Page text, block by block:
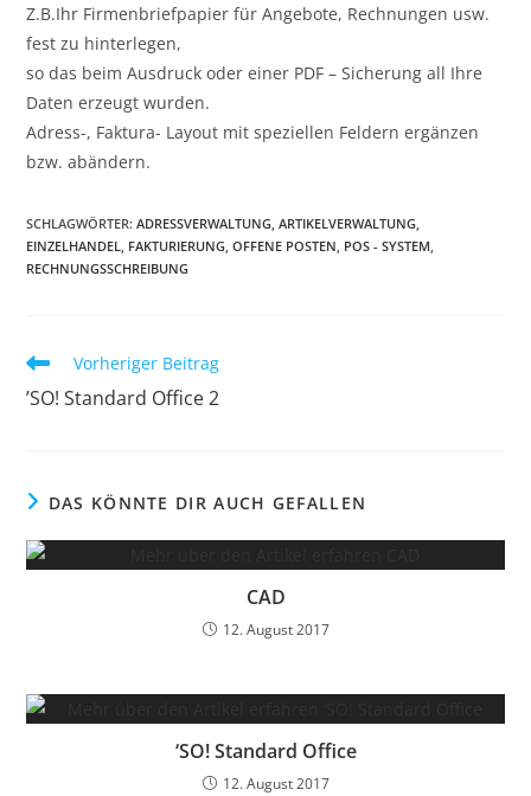
Z.B.Ihr Firmenbriefpapier für Angebote, Rechnungen usw.
fest zu hinterlegen,
so das beim Ausdruck oder einer PDF – Sicherung all Ihre
Daten erzeugt wurden.
Adress-, Faktura- Layout mit speziellen Feldern ergänzen
bzw. abändern.
SCHLAGWÖRTER:ADRESSVERWALTUNG ARTIKELVERWALTUNG
EINZELHANDEL
FAKTURIERUNG OFFENE POSTEN POS - SYSTEM
RECHNUNGSSCHREIBUNG
Vorheriger Beitrag
’SO! Standard Office 2
DAS KÖNNTE DIR AUCH GEFALLEN
CAD
12. August 2017
‘SO! Standard Office
12. August 2017